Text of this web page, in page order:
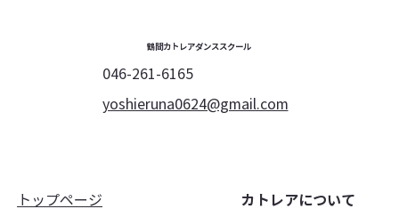
鶴間カトレアダンススクール
046-261-6165
yoshieruna0624@gmail.com
トップページ
カトレアについて